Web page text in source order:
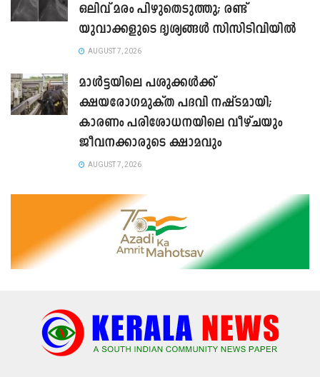
ഒലിവ് മരം പിഴുതെടുത്തു; രണ്ട്
യുവാക്കളുടെ ദൃശ്യങ്ങൾ സിസിടിവിയിൽ
AUGUST 7, 2026
മാൾട്ടയിലെ പശുക്കൾക്ക്
ക്ഷയരോഗമുക്ത പദവി നഷ്ടമായി;
കാരണം പരിശോധനയിലെ വീഴ്ചയും
ജീവനക്കാരുടെ ക്ഷാമവും
AUGUST 7, 2026